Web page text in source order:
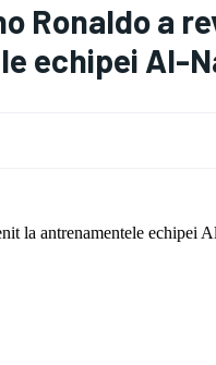
Ronaldo a
echipei Al-